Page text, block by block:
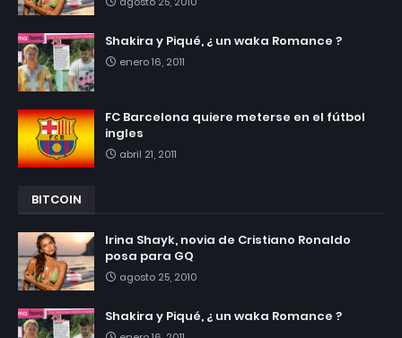
Shakira y Piqué, ¿ un waka Romance ?
enero 16, 2011
FC Barcelona quiere meterse en el fútbol
ingles
abril 21, 2011
BITCOIN
Irina Shayk, novia de Cristiano Ronaldo
posa para GQ
agosto 25, 2010
Shakira y Piqué, ¿ un waka Romance ?